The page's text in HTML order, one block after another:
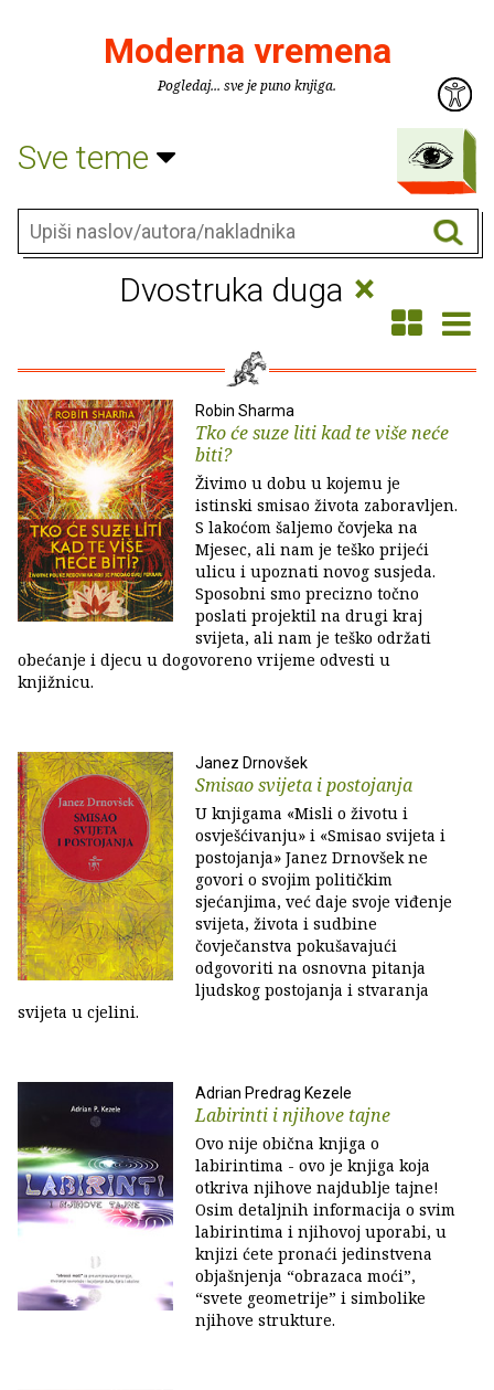
Moderna vremena
Pogledaj... sve je puno knjiga.
Sve teme
Dvostruka duga ×
Robin Sharma
Tko će suze liti kad te više neće
biti?
Živimo u dobu u kojemu je
istinski smisao života zaboravljen.
S lakoćom šaljemo čovjeka na
Mjesec, ali nam je teško prijeći
ulicu i upoznati novog susjeda.
Sposobni smo precizno točno
poslati projektil na drugi kraj
svijeta, ali nam je teško održati
obećanje i djecu u dogovoreno vrijeme odvesti u
knjižnicu.
Janez Drnovšek
Smisao svijeta i postojanja
U knjigama «Misli o životu i
osvješćivanju» i «Smisao svijeta i
postojanja» Janez Drnovšek ne
govori o svojim političkim
sjećanjima, već daje svoje viđenje
svijeta, života i sudbine
čovječanstva pokušavajući
odgovoriti na osnovna pitanja
ljudskog postojanja i stvaranja
svijeta u cjelini.
Adrian Predrag Kezele
Labirinti i njihove tajne
Ovo nije obična knjiga o
labirintima - ovo je knjiga koja
otkriva njihove najdublje tajne!
Osim detaljnih informacija o svim
labirintima i njihovoj uporabi, u
knjizi ćete pronaći jedinstvena
objašnjenja “obrazaca moći”,
“svete geometrije” i simbolike
njihove strukture.